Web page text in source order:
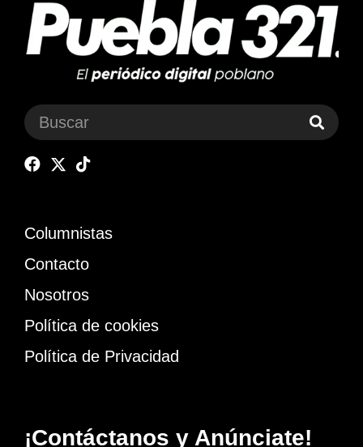
Columnistas
Contacto
Nosotros
Política de cookies
Política de Privacidad
¡Contáctanos y Anúnciate!